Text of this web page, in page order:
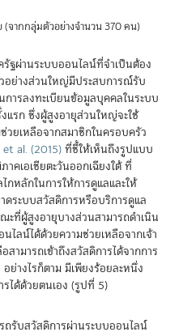
(จากกลุ่มตัวอย่างจำนวน 370 คน)
รัฐผ่านระบบออนไลน์ที่จำเป็นต้อง
ย่างส่วนใหญ่มีประสบการณ์รับ
การลงทะเบียนข้อมูลบุคคลในระบบ
แรก ซึ่งผู้สูงอายุส่วนใหญ่จะใช้
ยเหลือจากสมาชิกในครอบครัว
al. (2015)ที่ชี้ให้เห็นถึงรูปแบบ
าคเอเชียตะวันออกเฉียงใต้ ที่
หลักในการให้การดูแลและให้
ดระบบสวัสดิการหรือบริการดูแล
ะที่ผู้สูงอายุบางส่วนสามารถดำเนิน
ลน์ได้ด้วยความช่วยเหลือจากเจ้า
ามารถเข้าถึงสวัสดิการได้จากการ
างไรก็ตาม มีเพียงร้อยละหนึ่ง
ได้ด้วยตนเอง (รูปที่ 5)
ถรับสวัสดิการผ่านระบบออนไลน์